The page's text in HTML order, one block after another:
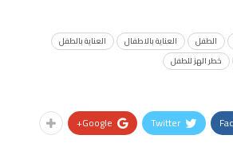
الطفل العناية بالاطفال
العناية بالطفل
خطر الهز للطفل
Twitter
Google+